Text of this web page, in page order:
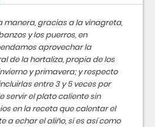
manera, gracias a la vinagreta,
y los puerros, en
aprovechar la
de la hortaliza, propia de los
y primavera; y respecto
entre 3 y 5 veces por
servir el plato caliente sin
en la receta que calentar el
a echar el aliño, si es así como